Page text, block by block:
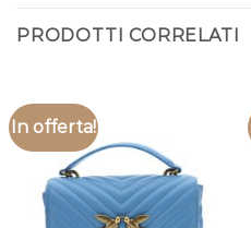
PRODOTTI CORRELATI
In offerta!